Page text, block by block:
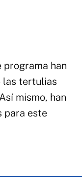
programa han
las tertulias
mismo, han
para este